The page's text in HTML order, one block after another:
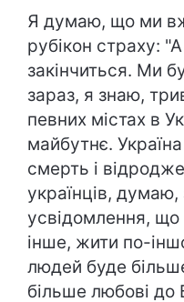
Я думаю, що ми
рубікон страху:
закінчиться. Ми
зараз, я знаю,
певних містах в
майбутнє.
смерть і
українців, думаю,
усвідомлення, що
інше, жити по-
людей буде
більше любові